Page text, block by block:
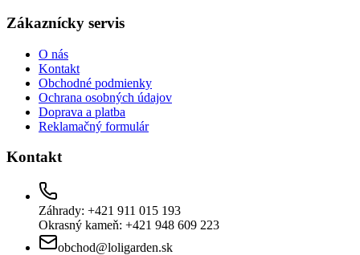
Zákaznícky servis
O nás
Kontakt
Obchodné podmienky
Ochrana osobných údajov
Doprava a platba
Reklamačný formulár
Kontakt
Záhrady: +421 911 015 193
Okrasný kameň: +421 948 609 223
obchod@loligarden.sk